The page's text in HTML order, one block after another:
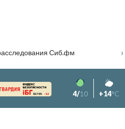
Сиб.фм ›
82.76% -1.2 4/10 +14°C